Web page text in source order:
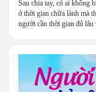
Sau chia tay, có ai không
ở thời gian chữa lành mà
người cần thời gian đủ lâu